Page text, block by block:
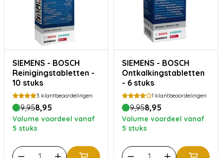
SIEMENS - BOSCH
Reinigingstabletten -
10 stuks
3 klantbeoordelingen
9,958,95
Volume voordeel vanaf
5 stuks
SIEMENS - BOSCH
Ontkalkingstabletten
- 6 stuks
1 klantbeoordelingen
9,958,95
Volume voordeel vanaf
5 stuks